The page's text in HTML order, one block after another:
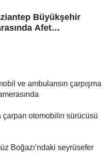
Büyükşehir
Afet
ve ambulansın çarpışma
çarpan otomobilin sürücüsü
Boğazı’ndaki seyrüsefer